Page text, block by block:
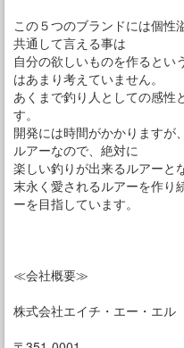
この５つのブランドには個性
共通して言える事は
自分の欲しいものを作るとい
はあまり考えていません。
あくまで釣り人としての感性
す。
開発には時間がかかりますが
ルアーなので、絶対に
楽しい釣りが出来るルアーと
末永く愛されるルアーを作
ーを目指しています。
≪会社概要≫
株式会社エイチ・エー・エル